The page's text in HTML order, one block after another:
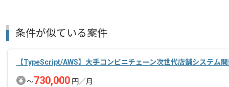
条件が似ている案件
【TypeScript/AWS】大手コンビニチェーン次世代店舗システム
〜730,000 円／月